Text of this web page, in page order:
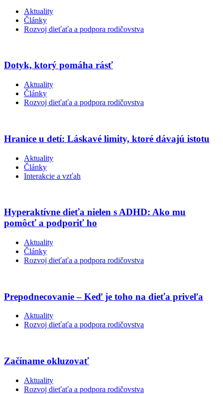
Aktuality
Články
Rozvoj dieťaťa a podpora rodičovstva
Dotyk, ktorý pomáha rásť
Aktuality
Články
Rozvoj dieťaťa a podpora rodičovstva
Hranice u detí: Láskavé limity, ktoré dávajú istotu
Aktuality
Články
Interakcie a vzťah
Hyperaktívne dieťa nielen s ADHD: Ako mu
pomôcť a podporiť ho
Aktuality
Články
Rozvoj dieťaťa a podpora rodičovstva
Prepodnecovanie – Keď je toho na dieťa priveľa
Aktuality
Rozvoj dieťaťa a podpora rodičovstva
Začíname okluzovať
Aktuality
Rozvoj dieťaťa a podpora rodičovstva